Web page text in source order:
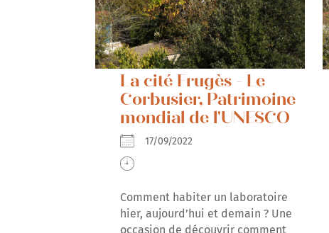
La cité Frugès - Le
Corbusier, Patrimoine
mondial de l'UNESCO
17/09/2022
Comment habiter un laboratoire
hier, aujourd’hui et demain ? Une
occasion de découvrir comment